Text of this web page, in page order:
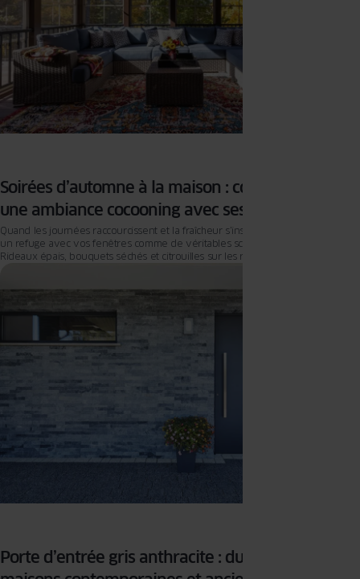
Soirées d’automne à la maison : comment créer
une ambiance cocooning avec ses fenêtres
Quand les journées raccourcissent et la fraîcheur s’installe, la maison redevient
un refuge avec vos fenêtres comme de véritables scènes automnales.
Rideaux épais, bouquets séchés et citrouilles sur les rebords, lumière douce
technologie protège. Ensemble, elles transforment vos soirées d’automne en
parenthèses élégantes et douillettes.
Porte d’entrée gris anthracite : du cachet pour les